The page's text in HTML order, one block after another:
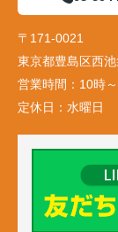
〒171-0021
東京都豊島区西
営業時間： 10時
定休日： 水曜日